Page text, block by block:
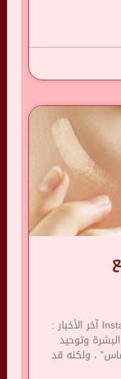
Instagram Twitter Snapchat Youtube آخر الأخبار :
وتوحيد
، ولكنه قد